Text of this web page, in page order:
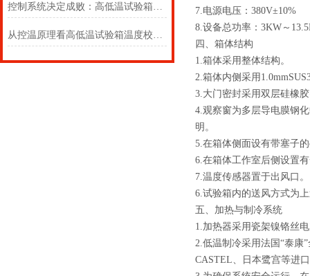
控制系统决定成败：高低温试验箱的 “大脑” 究竟有多强？
从控温原理看高低温试验箱温度校准的必要性
7.电源电压：380V±10%
8.设备总功率：3KW～
四、箱体结构
1.箱体采用整体结构。
2.箱体内侧采用
3.大门密封采用双层硅橡
4.观察窗为多层导电膜钢
明。
5.在箱体侧面设有带塞子
6.在箱体工作室后侧设置
7.温度传感器置于出风口。
6.试验箱内的送风方式为
五、加热与制冷系统
1.加热器采用瓷架镍铬丝
2.低温制冷采用法国“泰康
CASTEL、日本鹭宫等进